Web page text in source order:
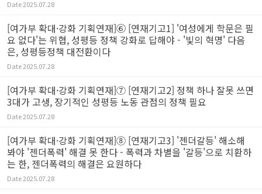
Date2025.07.28
[여가부 확대·강화 기획연재]⑥ [연재기고1] '여성에게 학문은 필
요 없다'는 위협, 성평등 정책 강화로 답해야 - '빛의 혁명' 다음
은, 성평등정책 대전환이다
Date2025.07.28
[여가부 확대·강화 기획연재]⑦ [연재기고2] 정책 하나 잘못 쓰면
3대가 고생, 장기적인 성평등 노동 관점의 정책 필요
Date2025.07.28
[여가부 확대·강화 기획연재]⑧ [연재기고3] '젠더갈등' 해소해
봐야 '젠더폭력' 해결 못 한다 - 폭력과 차별을 '갈등'으로 치환하
는 한, 젠더폭력의 해결은 요원하다
Date2025.07.28